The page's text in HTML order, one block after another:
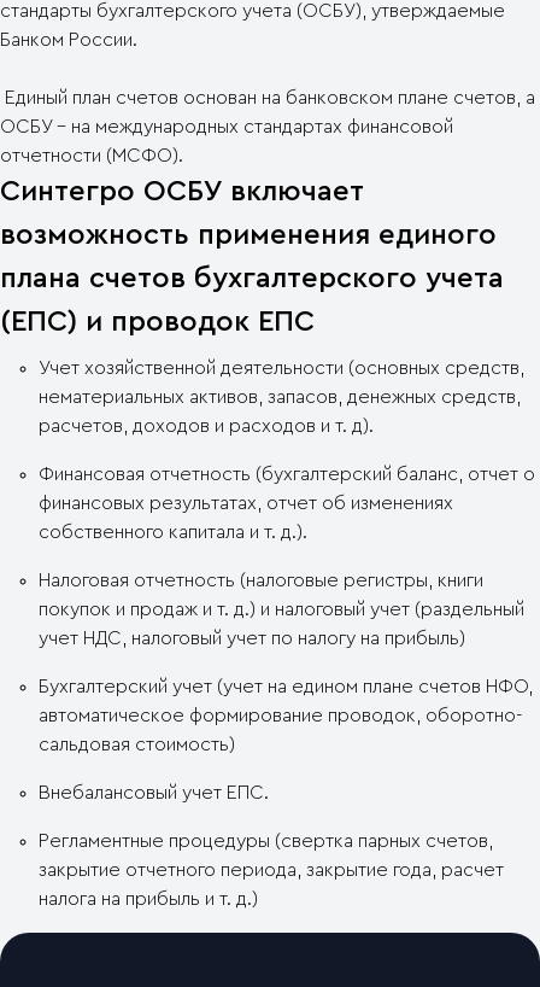
стандарты бухгалтерского учета (ОСБУ), утверждаемые
Банком России.
Единый план счетов основан на банковском плане счетов, а
ОСБУ - на международных стандартах финансовой
отчетности (МСФО).
Синтегро ОСБУ включает
возможность применения единого
плана счетов бухгалтерского учета
(ЕПС) и проводок ЕПС
Учет хозяйственной деятельности (основных средств,
нематериальных активов, запасов, денежных средств,
расчетов, доходов и расходов и т. д).
Финансовая отчетность (бухгалтерский баланс, отчет о
финансовых результатах, отчет об изменениях
собственного капитала и т. д.).
Налоговая отчетность (налоговые регистры, книги
покупок и продаж и т. д.) и налоговый учет (раздельный
учет НДС, налоговый учет по налогу на прибыль)
Бухгалтерский учет (учет на едином плане счетов НФО,
автоматическое формирование проводок, оборотно-
сальдовая стоимость)
Внебалансовый учет ЕПС.
Регламентные процедуры (свертка парных счетов,
закрытие отчетного периода, закрытие года, расчет
налога на прибыль и т. д.)